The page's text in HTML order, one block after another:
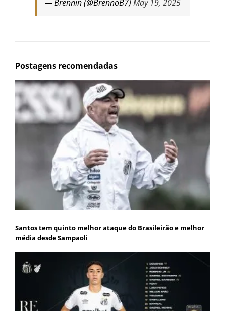
— Brennin (@BrennoB7) May 19, 2025
Postagens recomendadas
Santos tem quinto melhor ataque do Brasileirão e melhor
média desde Sampaoli